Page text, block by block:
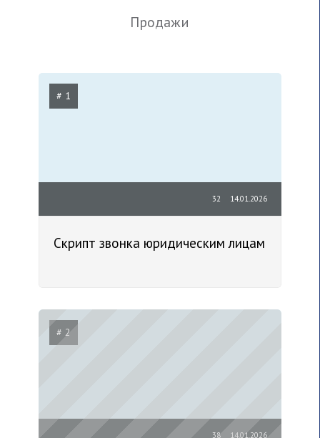
Продажи
# 1
14.01.2026
32
Скрипт звонка юридическим лицам
# 2
14.01.2026
38